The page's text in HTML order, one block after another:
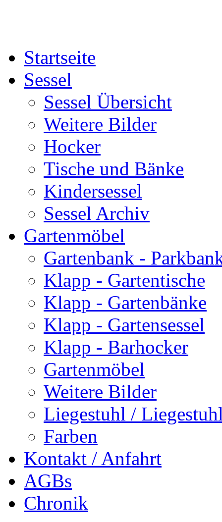
Startseite
Sessel
Sessel Übersicht
Weitere Bilder
Hocker
Tische und Bänke
Kindersessel
Sessel Archiv
Gartenmöbel
Gartenbank -
Klapp - Gartentische
Klapp - Gartenbänke
Klapp - Gartensessel
Klapp - Barhocker
Gartenmöbel
Weitere Bilder
Liegestuhl /
Farben
Kontakt / Anfahrt
AGBs
Chronik